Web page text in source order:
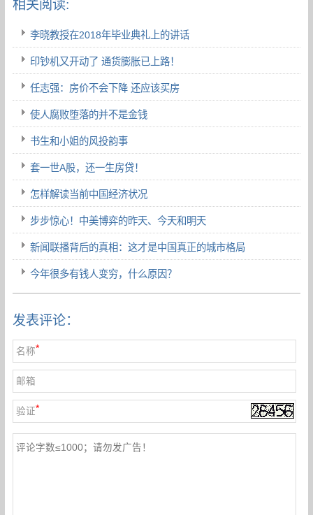
相关阅读:
李晓教授在2018年毕业典礼上的讲话
印钞机又开动了 通货膨胀已上路！
任志强：房价不会下降 还应该买房
使人腐败堕落的并不是金钱
书生和小姐的风投韵事
套一世A股，还一生房贷！
怎样解读当前中国经济状况
步步惊心！中美博弈的昨天、今天和明天
新闻联播背后的真相：这才是中国真正的城市格局
今年很多有钱人变穷，什么原因？
发表评论：
名称*
邮箱
验证*